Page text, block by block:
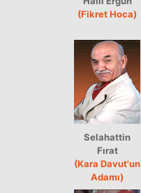
(Fikret Hoca)
Selahattin
Fırat
(Kara Davut'un
Adamı)